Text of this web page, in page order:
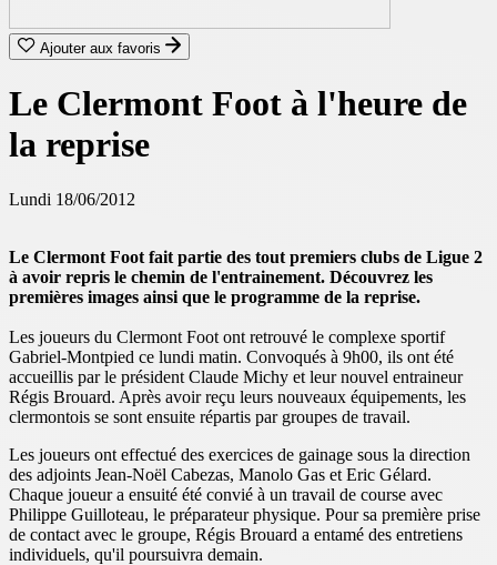
Ajouter aux favoris
Le Clermont Foot à l'heure de
la reprise
Lundi 18/06/2012
Le Clermont Foot fait partie des tout premiers clubs de Ligue 2
à avoir repris le chemin de l'entrainement. Découvrez les
premières images ainsi que le programme de la reprise.
Les joueurs du Clermont Foot ont retrouvé le complexe sportif
Gabriel-Montpied ce lundi matin. Convoqués à 9h00, ils ont été
accueillis par le président Claude Michy et leur nouvel entraineur
Régis Brouard. Après avoir reçu leurs nouveaux équipements, les
clermontois se sont ensuite répartis par groupes de travail.
Les joueurs ont effectué des exercices de gainage sous la direction
des adjoints Jean-Noël Cabezas, Manolo Gas et Eric Gélard.
Chaque joueur a ensuité été convié à un travail de course avec
Philippe Guilloteau, le préparateur physique. Pour sa première prise
de contact avec le groupe, Régis Brouard a entamé des entretiens
individuels, qu'il poursuivra demain.